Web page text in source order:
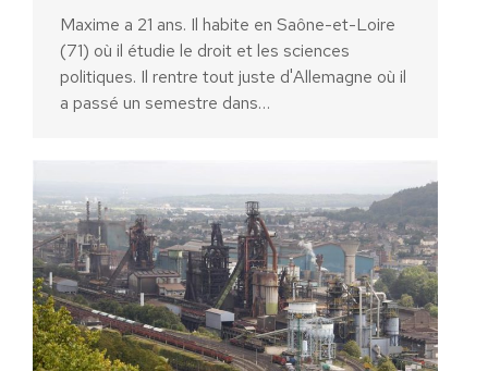
Maxime a 21 ans. Il habite en Saône-et-Loire
(71) où il étudie le droit et les sciences
politiques. Il rentre tout juste d'Allemagne où il
a passé un semestre dans…